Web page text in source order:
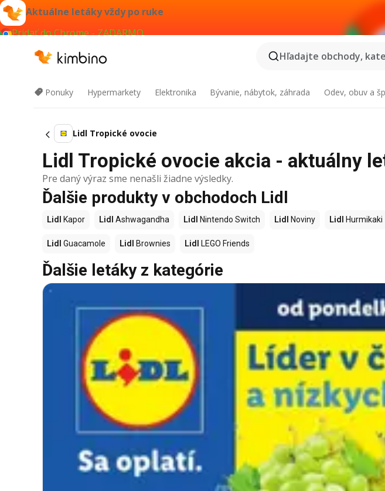
Aktuálne letáky vždy po ruke
Pridať do Chrome - ZADARMO
Hľadajte obchody,
Ponuky Hypermarkety Elektronika Bývanie, nábytok, záhrada Odev, obuv a
Lidl Tropické ovocie
Lidl Tropické ovocie akcia - aktuálny
Pre daný výraz sme nenašli žiadne výsledky.
Ďalšie produkty v obchodoch Lidl
Lidl Kapor Lidl Ashwagandha Lidl Nintendo Switch Lidl Noviny Lidl Hurmikaki
Lidl Guacamole Lidl Brownies Lidl LEGO Friends
Ďalšie letáky z kategórie